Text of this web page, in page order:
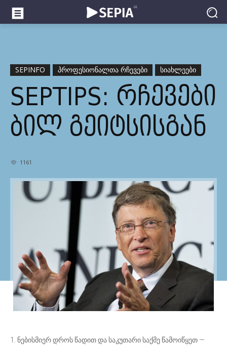
SEPINFO ᲞᲠᲝᲤᲔᲡᲘᲝᲜᲐᲚᲗᲐ ᲠᲩᲔᲕᲔᲑᲘ ᲡᲘᲐᲮᲚᲔᲔᲑᲘ
SEPTIPS: ᲠᲩᲔᲕᲔᲑᲘ
ᲑᲘᲚ ᲒᲔᲘᲢᲡᲘᲡᲒᲐᲜ
1161
1. ნებისმიერ დროს წადით და საკუთარი საქმე წამოიწყეთ —